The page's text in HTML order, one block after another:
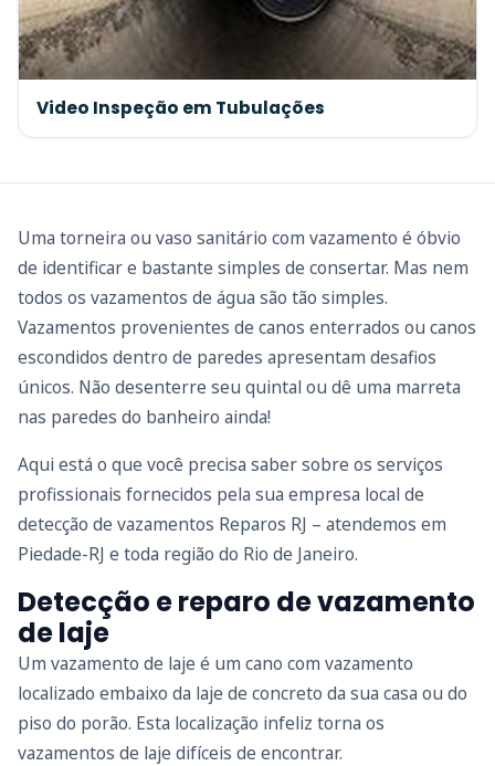
Video Inspeção em Tubulações
Uma torneira ou vaso sanitário com vazamento é óbvio
de identificar e bastante simples de consertar. Mas nem
todos os vazamentos de água são tão simples.
Vazamentos provenientes de canos enterrados ou canos
escondidos dentro de paredes apresentam desafios
únicos. Não desenterre seu quintal ou dê uma marreta
nas paredes do banheiro ainda!
Aqui está o que você precisa saber sobre os serviços
profissionais fornecidos pela sua empresa local de
detecção de vazamentos Reparos RJ – atendemos em
Piedade-RJ e toda região do Rio de Janeiro.
Detecção e reparo de vazamento
de laje
Um vazamento de laje é um cano com vazamento
localizado embaixo da laje de concreto da sua casa ou do
piso do porão. Esta localização infeliz torna os
vazamentos de laje difíceis de encontrar.